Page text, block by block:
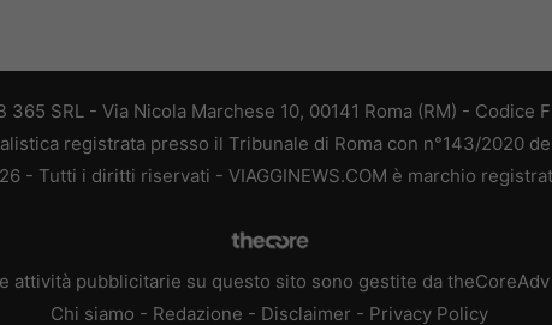
SRL - Via Nicola Marchese 10, 00141 Roma (RM) - Codice
registrata presso il Tribunale di Roma con n°143/2020
- Tutti i diritti riservati - VIAGGINEWS.COM è marchio
attività pubblicitarie su questo sito sono gestite da theCoreAdv
Chi siamo - Redazione - Disclaimer - Privacy Policy